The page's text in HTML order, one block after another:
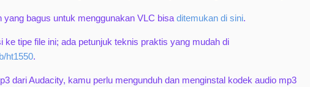
yang bagus untuk menggunakan VLC bisaditemukan di sini.
ke tipe file ini; ada petunjuk teknis praktis yang mudah di
ht1550.
dari Audacity, kamu perlu mengunduh dan menginstal kodek audio mp3